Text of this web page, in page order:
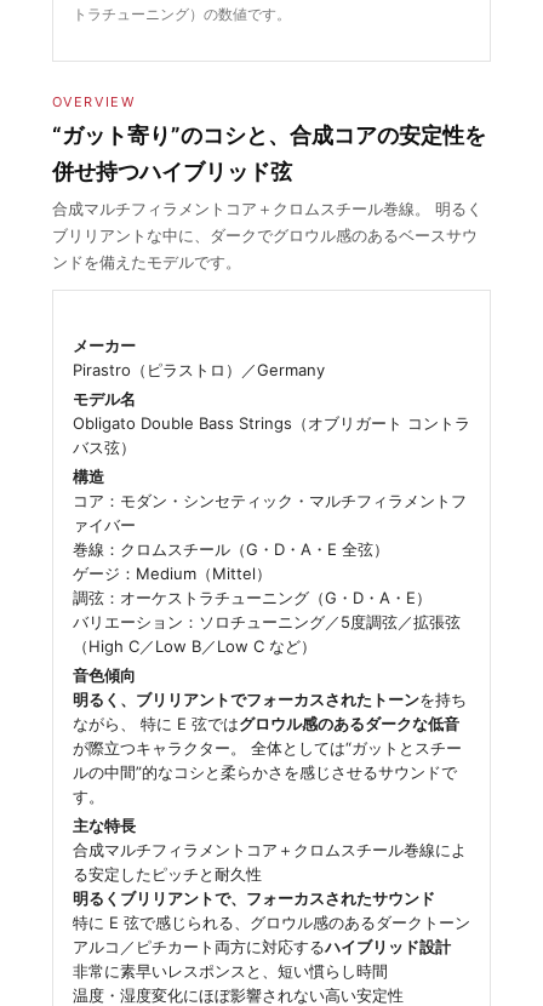
トラチューニング）の数値です。
OVERVIEW
“ガット寄り”のコシと、合成コアの安定性を
併せ持つハイブリッド弦
合成マルチフィラメントコア＋クロムスチール巻線。 明るく
ブリリアントな中に、ダークでグロウル感のあるベースサウ
ンドを備えたモデルです。
メーカー
Pirastro（ピラストロ）／Germany
モデル名
Obligato Double Bass Strings（オブリガート コントラ
バス弦）
構造
コア：モダン・シンセティック・マルチフィラメントフ
ァイバー
巻線：クロムスチール（G・D・A・E 全弦）
ゲージ：Medium（Mittel）
調弦：オーケストラチューニング（G・D・A・E）
バリエーション：ソロチューニング／5度調弦／拡張弦
（High C／Low B／Low C など）
音色傾向
明るく、ブリリアントでフォーカスされたトーンを持ち
ながら、 特に E 弦ではグロウル感のあるダークな低音
が際立つキャラクター。 全体としては“ガットとスチー
ルの中間”的なコシと柔らかさを感じさせるサウンドで
す。
主な特長
合成マルチフィラメントコア＋クロムスチール巻線によ
る安定したピッチと耐久性
明るくブリリアントで、フォーカスされたサウンド
特に E 弦で感じられる、グロウル感のあるダークトーン
アルコ／ピチカート両方に対応するハイブリッド設計
非常に素早いレスポンスと、短い慣らし時間
温度・湿度変化にほぼ影響されない高い安定性